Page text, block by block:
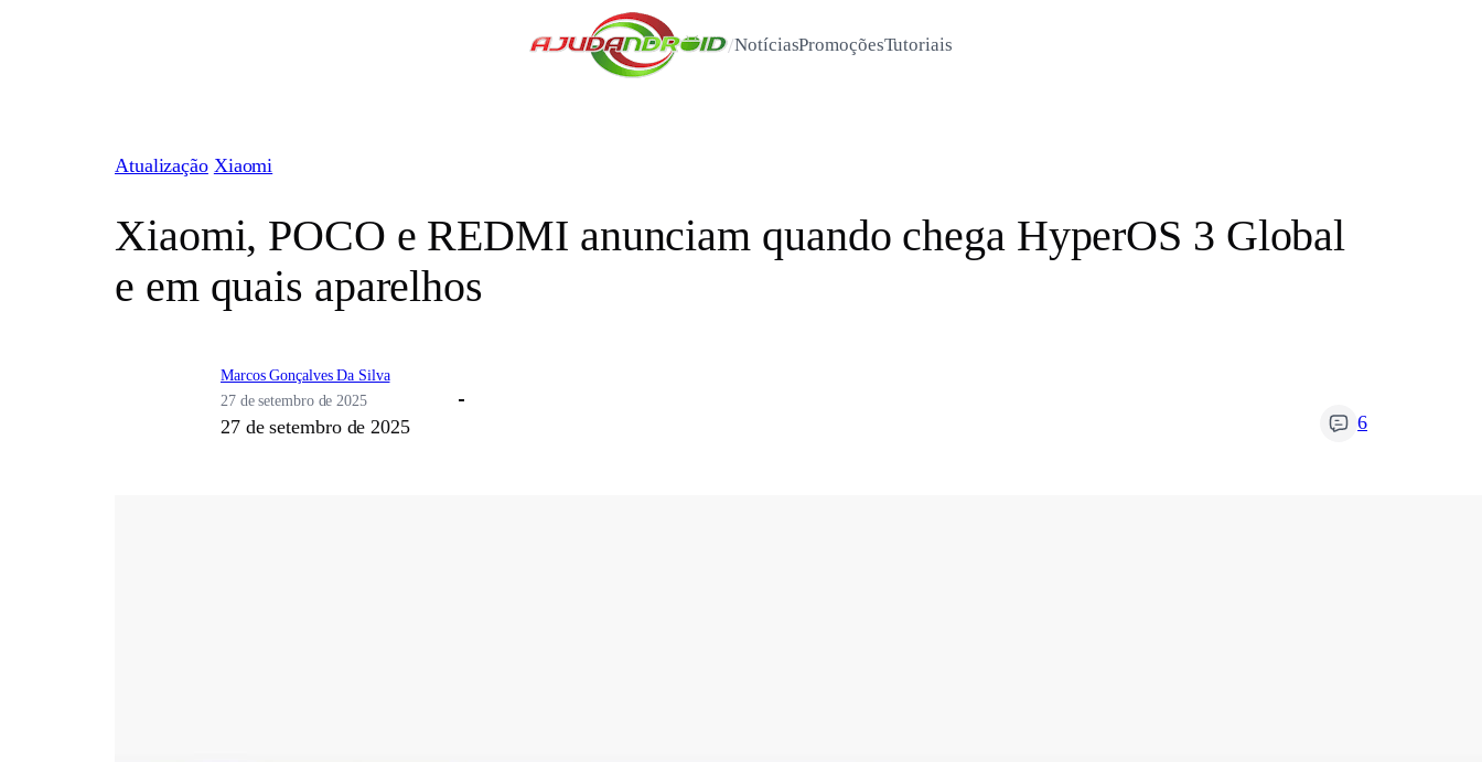
/NotíciasPromoçõesTutoriais
Atualização Xiaomi
Xiaomi, POCO e REDMI anunciam quando chega HyperOS 3 Global
e em quais aparelhos
Marcos Gonçalves Da Silva
27 de setembro de 2025
27 de setembro de 2025 6